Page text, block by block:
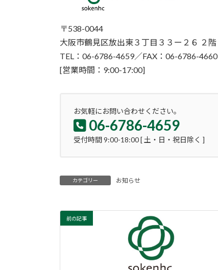
〒538-0044
大阪市鶴見区放出東３丁目３３ー２６ ２階
TEL：06-6786-4659／FAX：06-6786-4660
[営業時間：9:00-17:00]
お気軽にお問い合わせください。
06-6786-4659
受付時間 9:00-18:00 [ 土・日・祝日除く ]
カテゴリー お知らせ
前の記事